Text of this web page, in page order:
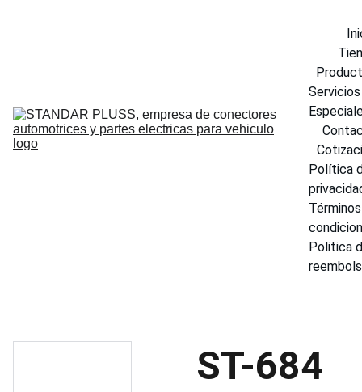
Servicios
Política
Politica
ST-684